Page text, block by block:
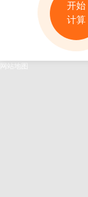
开始
计算
网站地图